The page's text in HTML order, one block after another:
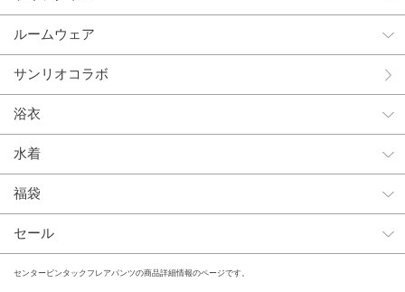
ルームウェア
サンリオコラボ
浴衣
水着
福袋
セール
センターピンタックフレアパンツの商品詳細情報のページです。